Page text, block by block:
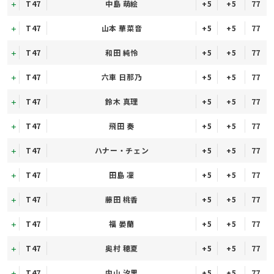
T47 中島 萌絵 +5 +5 77
T47 山本 華菜音 +5 +5 77
T47 和田 純怜 +5 +5 77
T47 六車 日那乃 +5 +5 77
T47 鈴木 真理 +5 +5 77
T47 飛田 奏 +5 +5 77
T47 ハナー・チェン +5 +5 77
T47 田島 凜 +5 +5 77
T47 藤田 桃香 +5 +5 77
T47 福 晏蘭 +5 +5 77
T47 奥村 穂夏 +5 +5 77